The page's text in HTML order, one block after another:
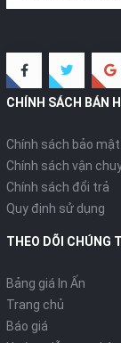
CHÍNH SÁCH BÁN
Chính sách bảo mật
Chính sách vận
Chính sách đổi trả
Quy định sử dụng
THEO DÕI CHÚNG
Bảng giá In Ấn
Trang chủ
Báo giá